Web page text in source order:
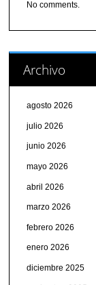
No comments.
Archivo
agosto 2026
julio 2026
junio 2026
mayo 2026
abril 2026
marzo 2026
febrero 2026
enero 2026
diciembre 2025